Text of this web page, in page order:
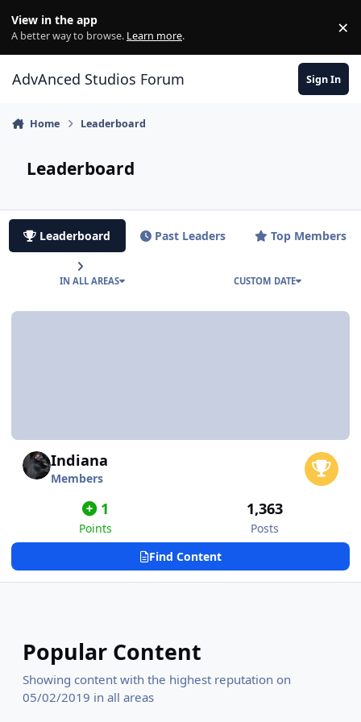
View in the app
A better way to browse. Learn more. ×
AdvAnced Studios Forum Sign In
Home Leaderboard
Leaderboard
Leaderboard Past Leaders Top Members
IN ALL AREAS CUSTOM DATE
Indiana
Members
1
Points
1,363
Posts
Find Content
Popular Content
Showing content with the highest reputation on
05/02/2019 in all areas